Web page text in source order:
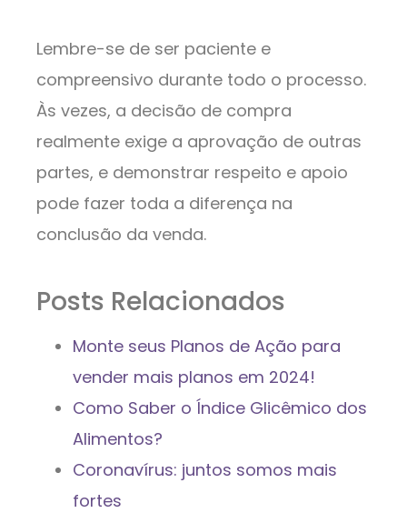
Lembre-se de ser paciente e
compreensivo durante todo o processo.
Às vezes, a decisão de compra
realmente exige a aprovação de outras
partes, e demonstrar respeito e apoio
pode fazer toda a diferença na
conclusão da venda.
Posts Relacionados
Monte seus Planos de Ação para
vender mais planos em 2024!
Como Saber o Índice Glicêmico dos
Alimentos?
Coronavírus: juntos somos mais
fortes